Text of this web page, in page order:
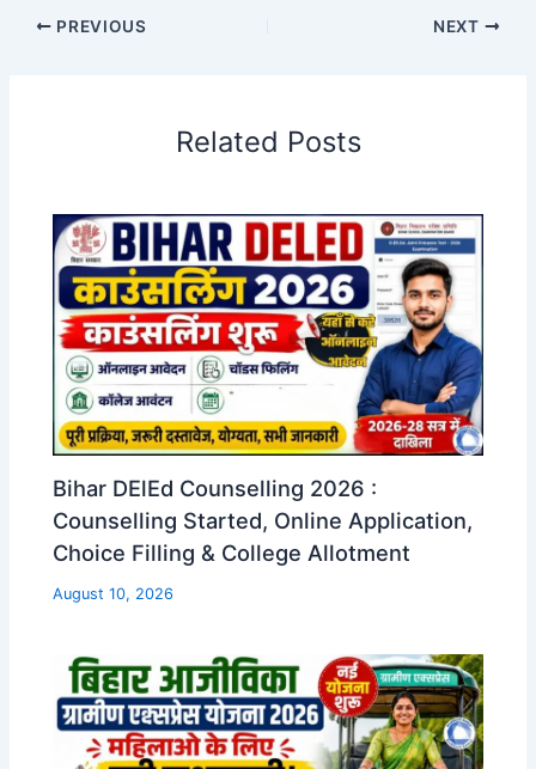
PREVIOUS NEXT
Related Posts
Bihar DElEd Counselling 2026 :
Counselling Started, Online Application,
Choice Filling & College Allotment
August 10, 2026